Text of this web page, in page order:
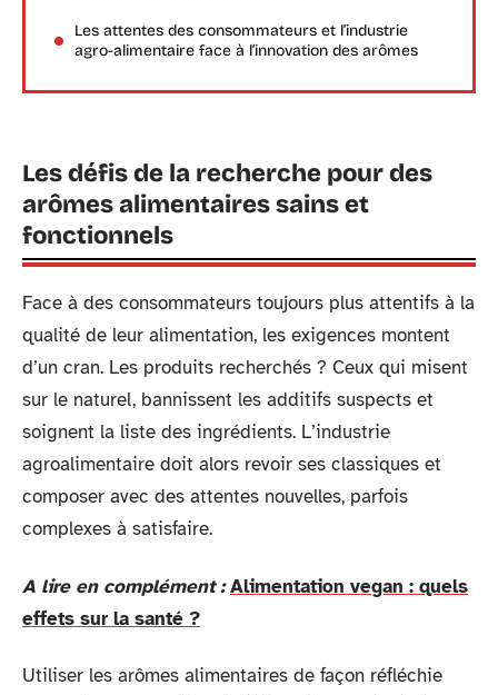
Les attentes des consommateurs et l’industrie
agro-alimentaire face à l’innovation des arômes
Les défis de la recherche pour des
arômes alimentaires sains et
fonctionnels
Face à des consommateurs toujours plus attentifs à la
qualité de leur alimentation, les exigences montent
d’un cran. Les produits recherchés ? Ceux qui misent
sur le naturel, bannissent les additifs suspects et
soignent la liste des ingrédients. L’industrie
agroalimentaire doit alors revoir ses classiques et
composer avec des attentes nouvelles, parfois
complexes à satisfaire.
A lire en complément : Alimentation vegan : quels
effets sur la santé ?
Utiliser les arômes alimentaires de façon réfléchie